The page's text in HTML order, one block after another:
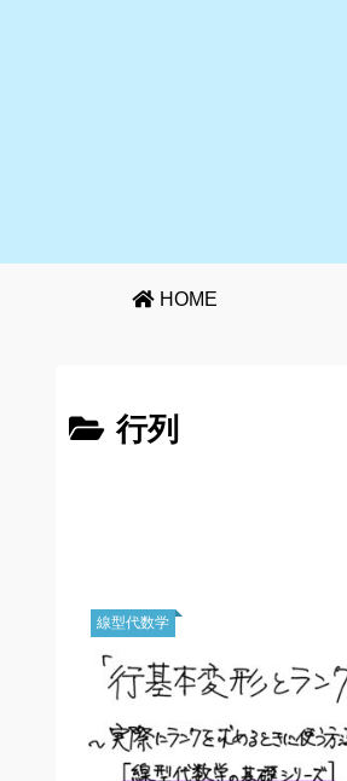
HOME
行列
線型代数学